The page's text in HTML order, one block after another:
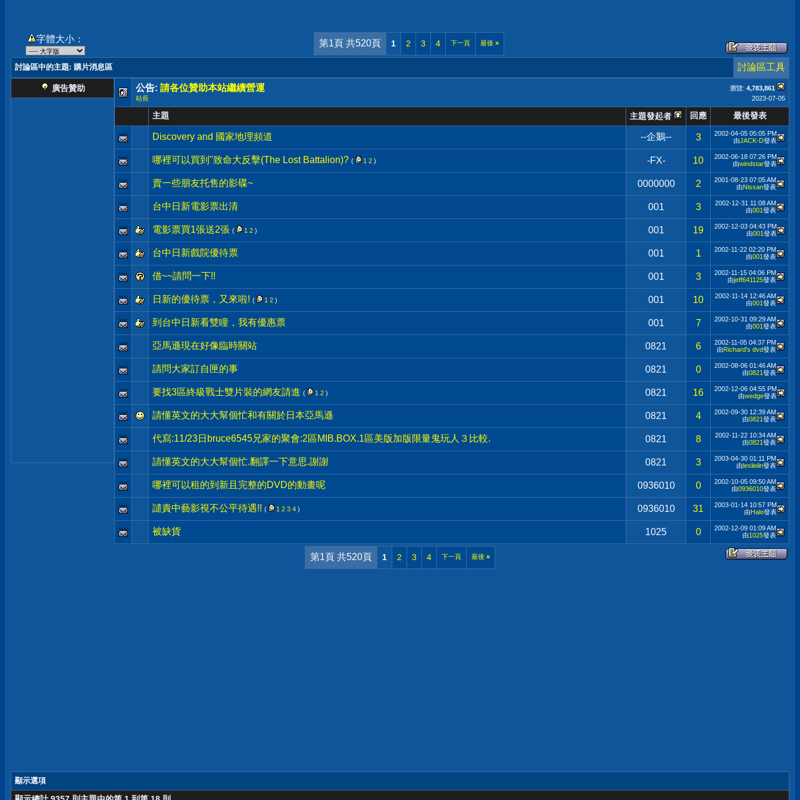
字體大小： 第1頁 共520頁 1 2 3 4 下一頁 最後 »
討論區中的主題: 購片消息區 討論區工具
廣告贊助 瀏覽: 4,783,861
公告: 請各位贊助本站繼續營運
2023-07-05
站長
主題 主題發起者 回應 最後發表
Discovery and 國家地理頻道 --企鵝-- 3 2002-04-05 05:05 PM
由JACK-D發表
哪裡可以買到"致命大反擊(The Lost Battalion)? ( 1 2 ) -FX- 10 2002-06-18 07:26 PM
由windstar發表
賣一些朋友托售的影碟~ 0000000 2 2001-08-23 07:05 AM
由Nissan發表
台中日新電影票出清 001 3 2002-12-31 11:08 AM
由001發表
電影票買1張送2張 ( 1 2 ) 001 19 2002-12-03 04:43 PM
由001發表
台中日新戲院優待票 001 1 2002-11-22 02:20 PM
由001發表
借~~請問一下!! 001 3 2002-11-15 04:06 PM
由jeff641125發表
日新的優待票，又來啦! ( 1 2 ) 001 10 2002-11-14 12:46 AM
由001發表
到台中日新看雙瞳，我有優惠票 001 7 2002-10-31 09:29 AM
由001發表
亞馬遜現在好像臨時關站 0821 6 2002-11-05 04:37 PM
由Richard's dvd發表
請問大家訂自匣的事 0821 0 2002-08-06 01:46 AM
由0821發表
要找3區終級戰士雙片裝的網友請進 ( 1 2 ) 0821 16 2002-12-06 04:55 PM
由wedge發表
請懂英文的大大幫個忙和有關於日本亞馬遜 0821 4 2002-09-30 12:39 AM
由0821發表
代寫:11/23日bruce6545兄家的聚會:2區MIB.BOX.1區美版加版限量鬼玩人３比較. 0821 8 2002-11-22 10:34 AM
由0821發表
請懂英文的大大幫個忙.翻譯一下意思.謝謝 0821 3 2003-04-30 01:11 PM
由leslielin發表
哪裡可以租的到新且完整的DVD的動畫呢 0936010 0 2002-10-05 09:50 AM
由0936010發表
譴責中藝影視不公平待遇!! ( 1 2 3 4 ) 0936010 31 2003-01-14 10:57 PM
由Halo發表
被缺貨 1025 0 2002-12-09 01:09 AM
由1025發表
第1頁 共520頁 1 2 3 4 下一頁 最後 »
顯示選項